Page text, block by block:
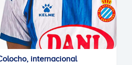
internacional